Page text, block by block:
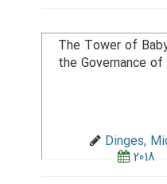
The Tower of
the
Dinges,
2018